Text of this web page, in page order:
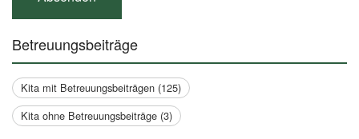
Betreuungsbeiträge
Kita mit Betreuungsbeiträgen (125)
Kita ohne Betreuungsbeiträge (3)